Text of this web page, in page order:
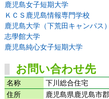
鹿児島女子短期大学
ＫＣＳ鹿児島情報専門学校
鹿児島大学（下荒田キャンパス）
志學館大学
鹿児島純心女子短期大学
お問い合わせ先
名称
下川総合住宅
住所
鹿児島県鹿児島市